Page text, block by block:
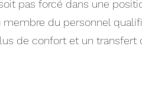
pas forcé dans une
du personnel
de confort et un transfert